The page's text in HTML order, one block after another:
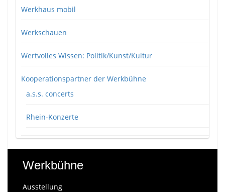
Werkhaus mobil
Werkschauen
Wertvolles Wissen: Politik/Kunst/Kultur
Kooperationspartner der Werkbühne
a.s.s. concerts
Rhein-Konzerte
Werkbühne
Ausstellung